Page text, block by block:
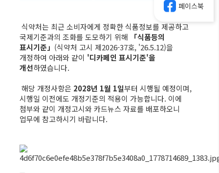
식약처는 최근 소비자에게 정확한 식품정보를 제공하고
국제기준과의 조화를 도모하기 위해
「식품등의
표시기준」 (식약처 고시 제2026-37호, '26.5.12)을
개정하여 아래와 같이 '디카페인 표시기준'을
개선하였습니다.
해당 개정사항은 2028년 1월 1일부터 시행될 예정이며,
시행일 이전에도 개정기준의 적용이 가능합니다. 이에
첨부와 같이 개정고시와 카드뉴스 자료를 배포하오니
업무에 참고하시기 바랍니다.
페이스북